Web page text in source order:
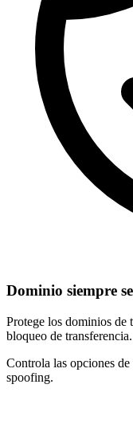
Dominio siempre
Protege los dominios de
bloqueo de transferencia.
Controla las opciones de
spoofing.